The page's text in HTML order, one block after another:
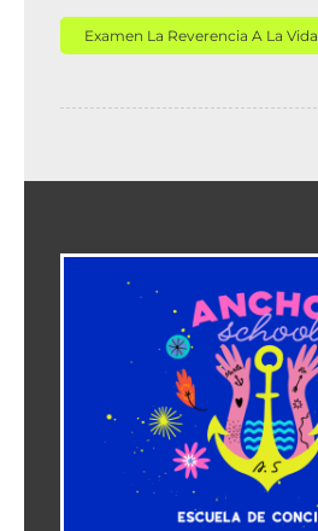
Examen La Reverencia A La Vida